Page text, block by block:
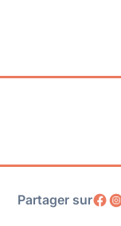
Partager sur